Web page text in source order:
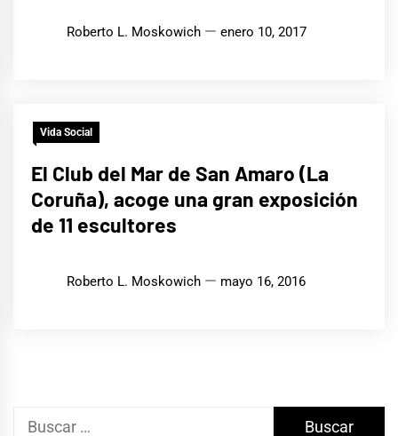
Roberto L. Moskowich enero 10, 2017
Vida Social
El Club del Mar de San Amaro (La
Coruña), acoge una gran exposición
de 11 escultores
Roberto L. Moskowich mayo 16, 2016
Buscar: